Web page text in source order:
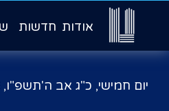
אודות חדשות
יום חמישי, כ"ג אב ה'תשפ"ו,